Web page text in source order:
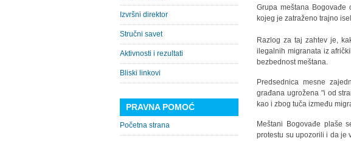
Grupa meštana
kojeg je zatraženo trajno
Razlog za taj zahtev je,
ilegalnih migranata iz
bezbednost meštana.
Predsednica mesne
građana ugrožena "i od
kao i zbog tuča između
Meštani Bogovađe plaše
protestu su upozorili i da je
Izvršni direktor
Stručni savet
Aktivnosti i rezultati
Bliski linkovi
PRAVNA POMOĆ
Početna strana